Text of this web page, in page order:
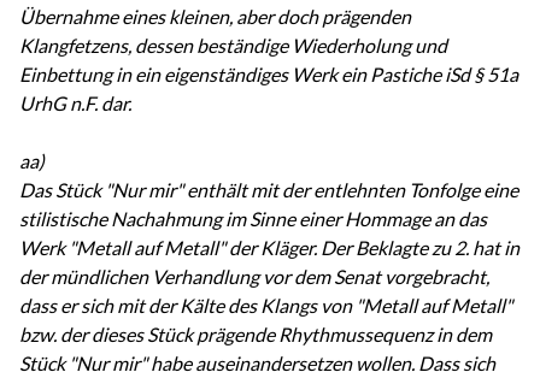
Übernahme eines kleinen, aber doch prägenden
Klangfetzens, dessen beständige Wiederholung und
Einbettung in ein eigenständiges Werk ein Pastiche iSd § 51a
UrhG n.F. dar.
aa)
Das Stück "Nur mir" enthält mit der entlehnten Tonfolge eine
stilistische Nachahmung im Sinne einer Hommage an das
Werk "Metall auf Metall" der Kläger. Der Beklagte zu 2. hat in
der mündlichen Verhandlung vor dem Senat vorgebracht,
dass er sich mit der Kälte des Klangs von "Metall auf Metall"
bzw. der dieses Stück prägende Rhythmussequenz in dem
Stück "Nur mir" habe auseinandersetzen wollen. Dass sich